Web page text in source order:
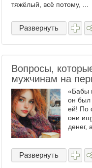
тяжёлый, всё потому, ...
Развернуть
Вопросы,
мужчинам на
«Бабы
он был
ей! По
они
денег,
Развернуть